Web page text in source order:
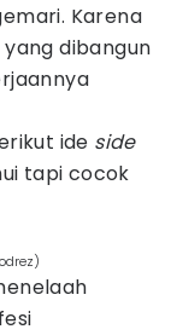
Karena
dibangun
ide side
tapi cocok